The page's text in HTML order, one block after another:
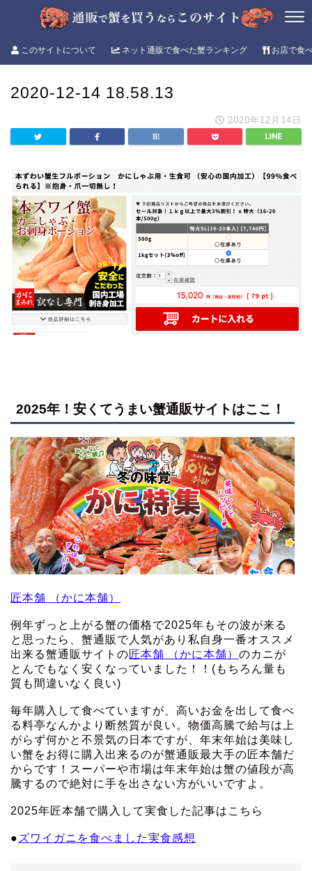
このサイトについて ネット通販で食べた蟹ランキング お店で食
2020-12-14 18.58.13
2020年12月14日
2025年！安くてうまい蟹通販サイトはここ！
匠本舗 （かに本舗）
例年ずっと上がる蟹の価格で2025年もその波が来る
と思ったら、蟹通販で人気があり私自身一番オススメ
出来る蟹通販サイトの匠本舗 （かに本舗） のカニが
とんでもなく安くなっていました！！(もちろん量も
質も間違いなく良い)
毎年購入して食べていますが、高いお金を出して食べ
る料亭なんかより断然質が良い。物価高騰で給与は上
がらず何かと不景気の日本ですが、年末年始は美味し
い蟹をお得に購入出来るのが蟹通販最大手の匠本舗だ
からです！スーパーや市場は年末年始は蟹の値段が高
騰するので絶対に手を出さない方がいいですよ。
2025年匠本舗で購入して実食した記事はこちら
● ズワイガニを食べました実食感想